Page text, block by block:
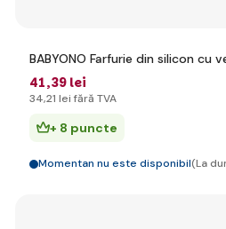
BABYONO Farfurie din silicon cu
41,39 lei
34,21 lei fără TVA
+ 8 puncte
Momentan nu este disponibil(La